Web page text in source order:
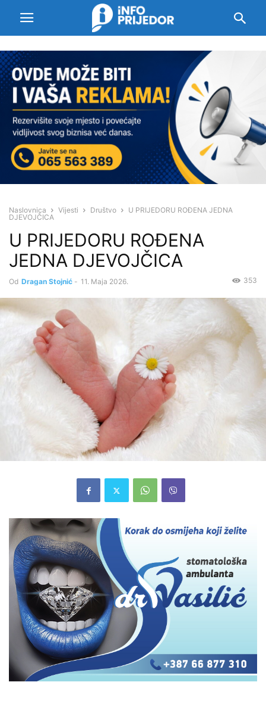
Naslovnica Vijesti Društvo
U PRIJEDORU ROĐENA JEDNA
DJEVOJČICA
U PRIJEDORU ROĐENA
JEDNA DJEVOJČICA
Od Dragan Stojnić - 11. Maja 2026. 353